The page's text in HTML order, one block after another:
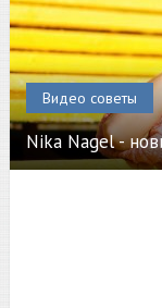
Видео советы
Nika Nagel -